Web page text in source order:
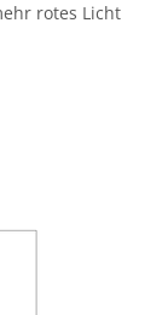
rotes Licht
4.0